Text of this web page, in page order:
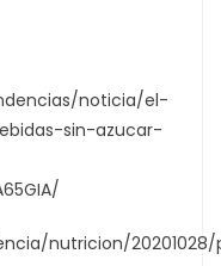
noticia/el-
sin-azucar-
nutricion/